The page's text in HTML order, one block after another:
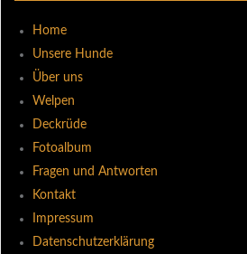
Home
Unsere Hunde
Über uns
Welpen
Deckrüde
Fotoalbum
Fragen und Antworten
Kontakt
Impressum
Datenschutzerklärung